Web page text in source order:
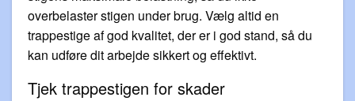
overbelaster stigen under brug. Vælg altid en
trappestige af god kvalitet, der er i god stand, så du
kan udføre dit arbejde sikkert og effektivt.
Tjek trappestigen for skader